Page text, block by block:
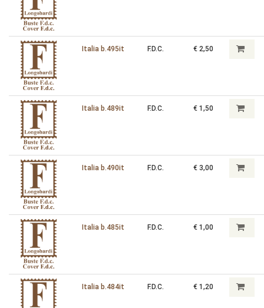
Italia b.495it F.D.C. € 2,50
Italia b.489it F.D.C. € 1,50
Italia b.490it F.D.C. € 3,00
Italia b.485it F.D.C. € 1,00
Italia b.484it F.D.C. € 1,20